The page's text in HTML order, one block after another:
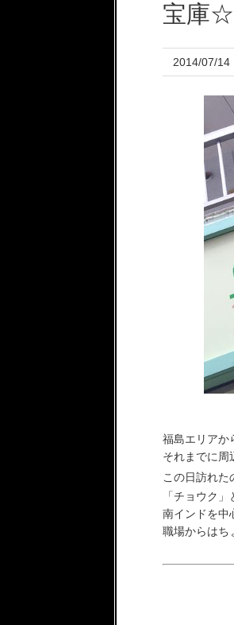
宝庫☆
2014/07/14
福島エリアか
それまでに周
この日訪れた
「チョウク
南インドを中
職場からはち